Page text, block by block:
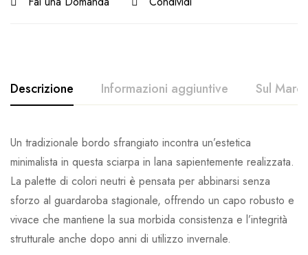
Descrizione Informazioni aggiuntive Sul
Un tradizionale bordo sfrangiato incontra un’estetica
minimalista in questa sciarpa in lana sapientemente realizzata.
La palette di colori neutri è pensata per abbinarsi senza
sforzo al guardaroba stagionale, offrendo un capo robusto e
vivace che mantiene la sua morbida consistenza e l’integrità
strutturale anche dopo anni di utilizzo invernale.